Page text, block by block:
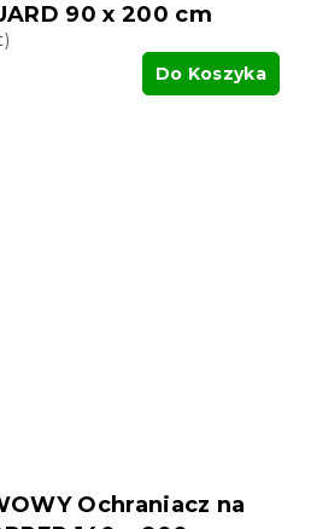
90 x 200 cm
Do Koszyka
Ochraniacz na